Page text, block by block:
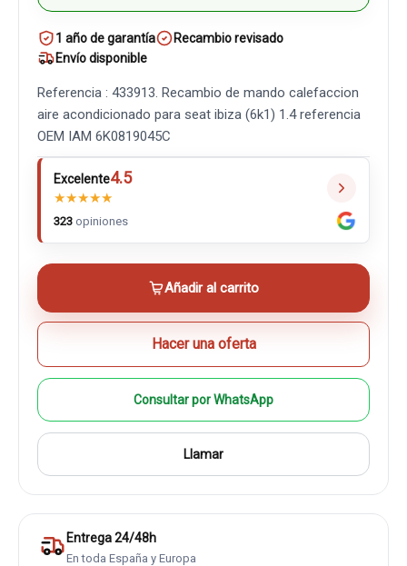
1 año de garantía
Recambio revisado
Envío disponible
Referencia : 433913. Recambio de mando calefaccion
aire acondicionado para seat ibiza (6k1) 1.4 referencia
OEM IAM 6K0819045C
Excelente4.5
★★★★★
323 opiniones
Añadir al carrito
Hacer una oferta
Consultar por WhatsApp
Llamar
Entrega 24/48h
En toda España y Europa